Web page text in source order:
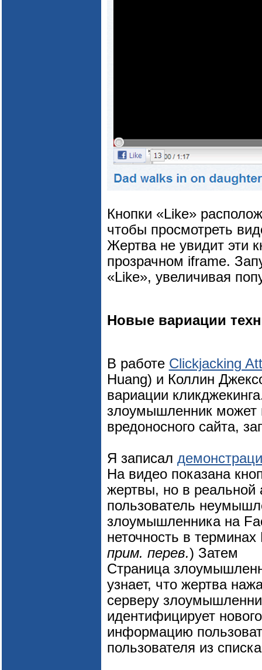
Кнопки «Like»
чтобы просмотреть
Жертва не увидит эти
прозрачном iframe.
«Like», увеличивая
Новые вариации
В работе Clickjacking
Huang) и Коллин
вариации
злоумышленник может
вредоносного сайта,
Я записал
На видео показана
жертвы, но в реальной
пользователь
злоумышленника на
неточность в
прим. перев.) Затем
Страница
узнает, что жертва
серверу
идентифицирует
информацию
пользователя из